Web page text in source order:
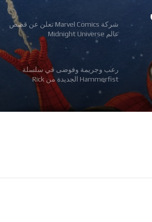
شركة Marvel Comics تعلن عن قصص
عالم Midnight Universe
رعب وجريمة وفوضى في سلسلة
Hammerfist الجديدة من Rick